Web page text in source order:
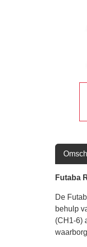
Futaba
De
behulp
(CH1-6)